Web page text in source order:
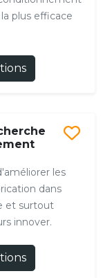
plus efficace
les
dans
et surtout
innover.